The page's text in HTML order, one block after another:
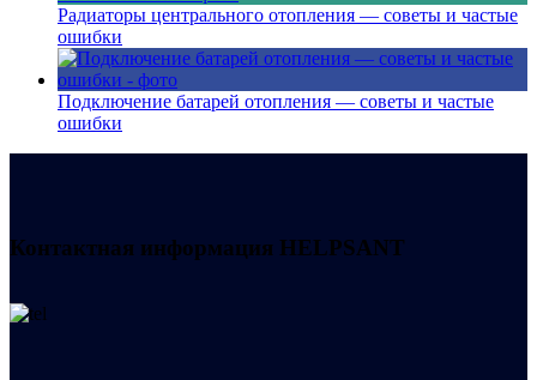
Радиаторы центрального отопления — советы и частые
ошибки
Подключение батарей отопления — советы и частые
ошибки
Контактная информация HELPSANT